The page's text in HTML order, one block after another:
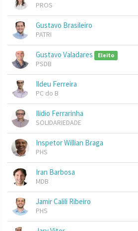
PROS
Gustavo Brasileiro
PATRI
Gustavo Valadares Eleito
PSDB
Ildeu Ferreira
PC do B
Ilidio Ferrarinha
SOLIDARIEDADE
Inspetor Willian Braga
PHS
Iran Barbosa
MDB
Jamir Calili Ribeiro
PHS